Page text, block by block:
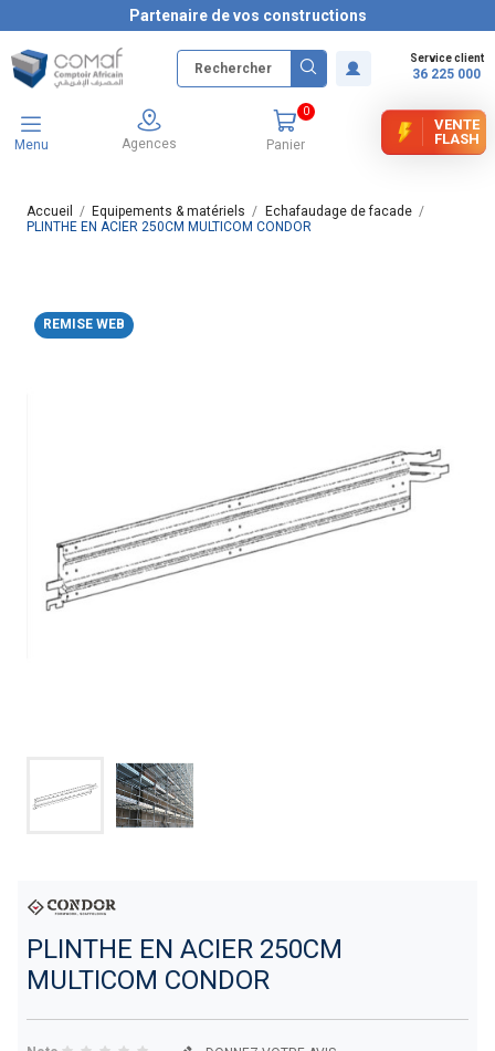
Partenaire de vos constructions
Service client
36 225 000
Menu Agences Panier
0
VENTE
FLASH
Accueil Equipements & matériels
Echafaudage de facade
PLINTHE EN ACIER 250CM MULTICOM CONDOR
REMISE WEB
PLINTHE EN ACIER 250CM
MULTICOM CONDOR